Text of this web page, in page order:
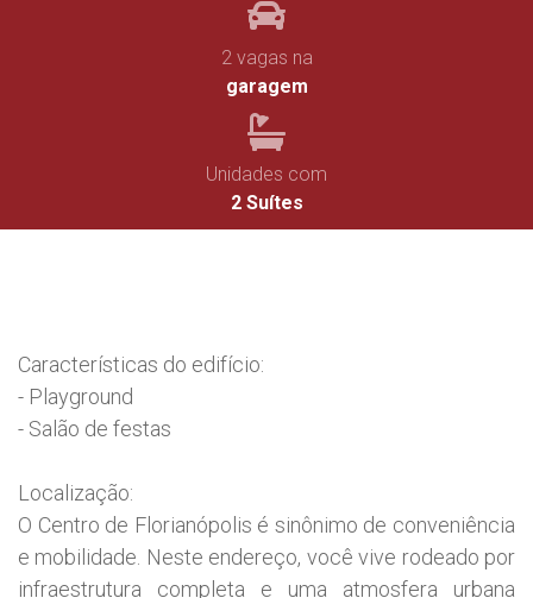
2 vagas na
garagem
Unidades com
2 Suítes
Características do edifício:
- Playground
- Salão de festas
Localização:
O Centro de Florianópolis é sinônimo de conveniência
e mobilidade. Neste endereço, você vive rodeado por
infraestrutura completa e uma atmosfera urbana